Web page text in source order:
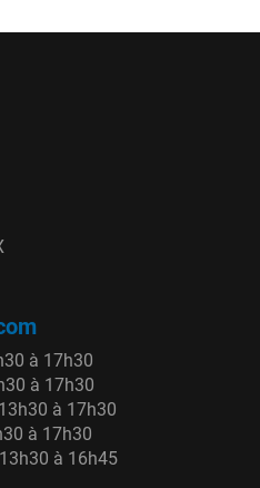
à 17h30
à 17h30
à 17h30
à 17h30
à 16h45